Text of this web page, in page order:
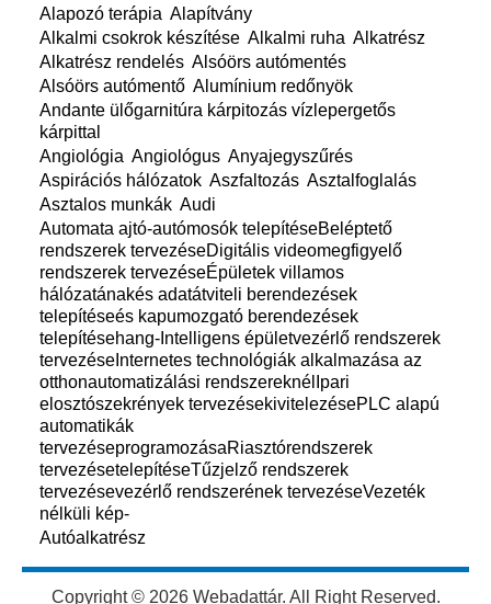
Alapozó terápia Alapítvány
Alkalmi csokrok készítése Alkalmi ruha Alkatrész
Alkatrész rendelés Alsóörs autómentés
Alsóörs autómentő Alumínium redőnyök
Andante ülőgarnitúra kárpitozás vízlepergetős
kárpittal
Angiológia Angiológus Anyajegyszűrés
Aspirációs hálózatok Aszfaltozás Asztalfoglalás
Asztalos munkák Audi
Automata ajtó-autómosók telepítéseBeléptető
rendszerek tervezéseDigitális videomegfigyelő
rendszerek tervezéseÉpületek villamos
hálózatánakés adatátviteli berendezések
telepítéseés kapumozgató berendezések
telepítésehang-Intelligens épületvezérlő rendszerek
tervezéseInternetes technológiák alkalmazása az
otthonautomatizálási rendszereknélIpari
elosztószekrények tervezésekivitelezésePLC alapú
automatikák
tervezéseprogramozásaRiasztórendszerek
tervezésetelepítéseTűzjelző rendszerek
tervezésevezérlő rendszerének tervezéseVezeték
nélküli kép-
Autóalkatrész
Copyright © 2026 Webadattár. All Right Reserved.